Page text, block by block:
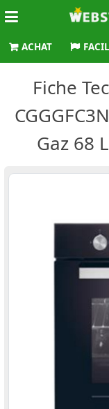
ACHAT
Fiche
Gaz 68